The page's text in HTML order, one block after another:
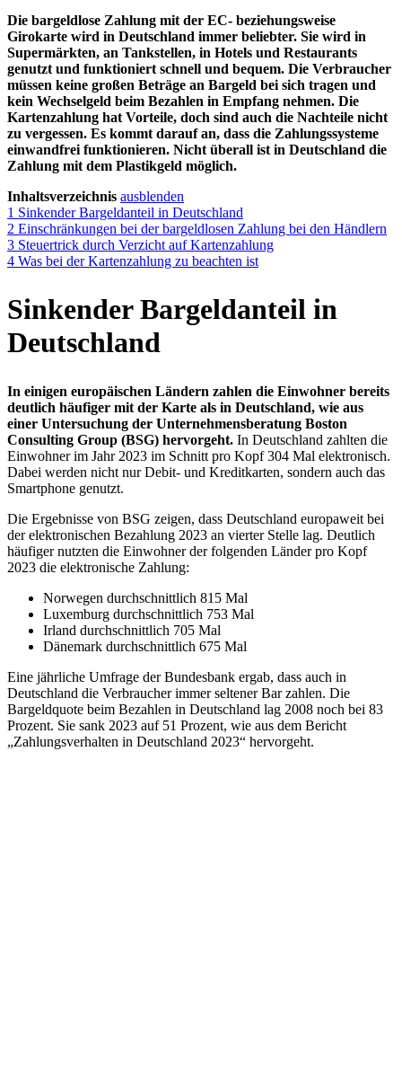
Die bargeldlose Zahlung mit der EC- beziehungsweise
Girokarte wird in Deutschland immer beliebter. Sie wird in
Supermärkten, an Tankstellen, in Hotels und Restaurants
genutzt und funktioniert schnell und bequem. Die Verbraucher
müssen keine großen Beträge an Bargeld bei sich tragen und
kein Wechselgeld beim Bezahlen in Empfang nehmen. Die
Kartenzahlung hat Vorteile, doch sind auch die Nachteile nicht
zu vergessen. Es kommt darauf an, dass die Zahlungssysteme
einwandfrei funktionieren. Nicht überall ist in Deutschland die
Zahlung mit dem Plastikgeld möglich.
Inhaltsverzeichnis ausblenden
1 Sinkender Bargeldanteil in Deutschland
2 Einschränkungen bei der bargeldlosen Zahlung bei den Händlern
3 Steuertrick durch Verzicht auf Kartenzahlung
4 Was bei der Kartenzahlung zu beachten ist
Sinkender Bargeldanteil in
Deutschland
In einigen europäischen Ländern zahlen die Einwohner bereits
deutlich häufiger mit der Karte als in Deutschland, wie aus
einer Untersuchung der Unternehmensberatung Boston
Consulting Group (BSG) hervorgeht. In Deutschland zahlten die
Einwohner im Jahr 2023 im Schnitt pro Kopf 304 Mal elektronisch.
Dabei werden nicht nur Debit- und Kreditkarten, sondern auch das
Smartphone genutzt.
Die Ergebnisse von BSG zeigen, dass Deutschland europaweit bei
der elektronischen Bezahlung 2023 an vierter Stelle lag. Deutlich
häufiger nutzten die Einwohner der folgenden Länder pro Kopf
2023 die elektronische Zahlung:
Norwegen durchschnittlich 815 Mal
Luxemburg durchschnittlich 753 Mal
Irland durchschnittlich 705 Mal
Dänemark durchschnittlich 675 Mal
Eine jährliche Umfrage der Bundesbank ergab, dass auch in
Deutschland die Verbraucher immer seltener Bar zahlen. Die
Bargeldquote beim Bezahlen in Deutschland lag 2008 noch bei 83
Prozent. Sie sank 2023 auf 51 Prozent, wie aus dem Bericht
„Zahlungsverhalten in Deutschland 2023“ hervorgeht.